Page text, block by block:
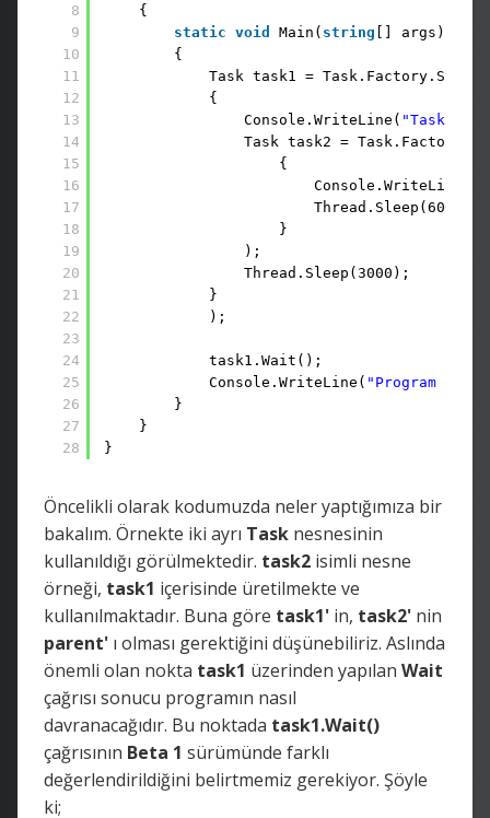
8
9
10
11
12
13
14
15
16
17
18
19
20
21
22
23
24
25
26
27
28
{
static void Main( string [] args)
{
Task task1 =
{
Console.WriteLine( "Task 1
Task task2 =
{
Console.WriteLine(
Thread.Sleep(6000);
}
);
Thread.Sleep(3000);
}
);
task1.Wait();
Console.WriteLine( "Program
}
}
}
Öncelikli olarak kodumuzda neler yaptığımıza bir
bakalım. Örnekte iki ayrı Task nesnesinin
kullanıldığı görülmektedir. task2 isimli nesne
örneği, task1 içerisinde üretilmekte ve
kullanılmaktadır. Buna göre task1' in, task2' nin
parent' ı olması gerektiğini düşünebiliriz. Aslında
önemli olan nokta task1 üzerinden yapılan Wait
çağrısı sonucu programın nasıl
davranacağıdır. Bu noktada task1.Wait()
çağrısının Beta 1 sürümünde farklı
değerlendirildiğini belirtmemiz gerekiyor. Şöyle
ki;